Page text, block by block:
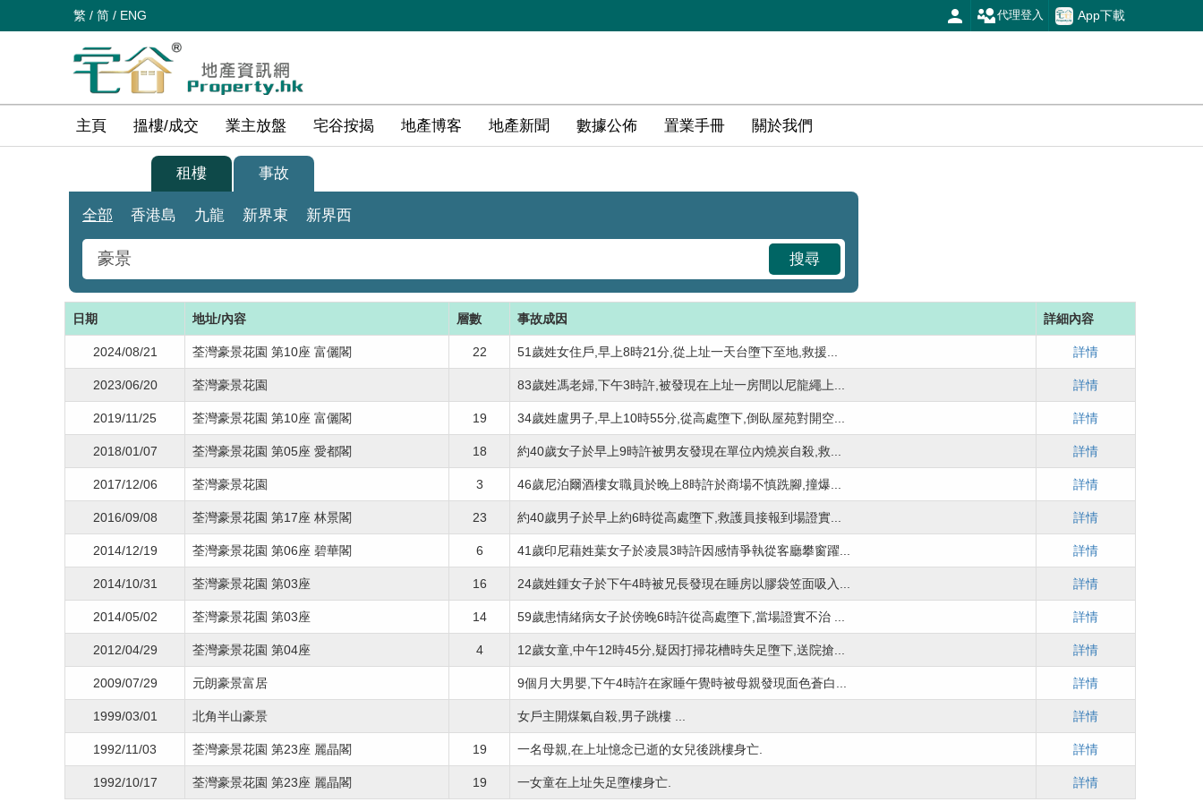
繁 / 简 / ENG App下載
代理登入
主頁 搵樓/成交 業主放盤 宅谷按揭 地產博客 地產新聞 數據公佈 置業手冊 關於我們
租樓 事故
全部 香港島 九龍 新界東 新界西
搜尋
日期 地址/內容 層數 事故成因 詳細內容
2024/08/21 荃灣豪景花園 第10座 富儷閣 22 51歲姓女住戶,早上8時21分,從上址一天台墮下至地,救援... 詳情
2023/06/20 荃灣豪景花園 83歲姓馮老婦,下午3時許,被發現在上址一房間以尼龍繩上... 詳情
2019/11/25 荃灣豪景花園 第10座 富儷閣 19 34歲姓盧男子,早上10時55分,從高處墮下,倒臥屋苑對開空... 詳情
2018/01/07 荃灣豪景花園 第05座 愛都閣 18 約40歲女子於早上9時許被男友發現在單位內燒炭自殺,救... 詳情
2017/12/06 荃灣豪景花園 3 46歲尼泊爾酒樓女職員於晚上8時許於商場不慎跣腳,撞爆... 詳情
2016/09/08 荃灣豪景花園 第17座 林景閣 23 約40歲男子於早上約6時從高處墮下,救護員接報到場證實... 詳情
2014/12/19 荃灣豪景花園 第06座 碧華閣 6 41歲印尼藉姓葉女子於凌晨3時許因感情爭執從客廳攀窗躍... 詳情
2014/10/31 荃灣豪景花園 第03座 16 24歲姓鍾女子於下午4時被兄長發現在睡房以膠袋笠面吸入... 詳情
2014/05/02 荃灣豪景花園 第03座 14 59歲患情緒病女子於傍晚6時許從高處墮下,當場證實不治 ... 詳情
2012/04/29 荃灣豪景花園 第04座 4 12歲女童,中午12時45分,疑因打掃花槽時失足墮下,送院搶... 詳情
2009/07/29 元朗豪景富居 9個月大男嬰,下午4時許在家睡午覺時被母親發現面色蒼白... 詳情
1999/03/01 北角半山豪景 女戶主開煤氣自殺,男子跳樓 ... 詳情
1992/11/03 荃灣豪景花園 第23座 麗晶閣 19 一名母親,在上址憶念已逝的女兒後跳樓身亡. 詳情
1992/10/17 荃灣豪景花園 第23座 麗晶閣 19 一女童在上址失足墮樓身亡. 詳情